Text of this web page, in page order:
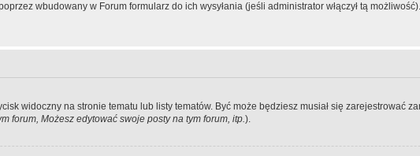
wbudowany w Forum formularz do ich wysyłania (jeśli administrator włączył tą
widoczny na stronie tematu lub listy tematów. Być może będziesz musiał się zarejestrować
forum, Możesz edytować swoje posty na tym forum, itp.).